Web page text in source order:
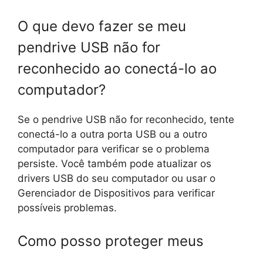
O que devo fazer se meu
pendrive USB não for
reconhecido ao conectá-lo ao
computador?
Se o pendrive USB não for reconhecido, tente
conectá-lo a outra porta USB ou a outro
computador para verificar se o problema
persiste. Você também pode atualizar os
drivers USB do seu computador ou usar o
Gerenciador de Dispositivos para verificar
possíveis problemas.
Como posso proteger meus